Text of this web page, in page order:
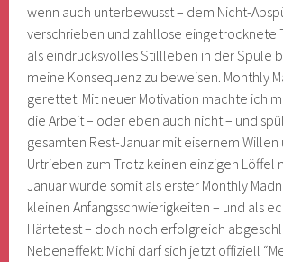
wenn auch unterbewusst – dem Nicht-
verschrieben und zahllose eingetrocknete
als eindrucksvolles Stillleben in der Spüle
meine Konsequenz zu beweisen. Monthly
gerettet. Mit neuer Motivation machte ich
die Arbeit – oder eben auch nicht – und
gesamten Rest-Januar mit eisernem
Urtrieben zum Trotz keinen einzigen Löffel
Januar wurde somit als erster Monthly
kleinen Anfangsschwierigkeiten – und als
Härtetest – doch noch erfolgreich
Nebeneffekt: Michi darf sich jetzt offiziell